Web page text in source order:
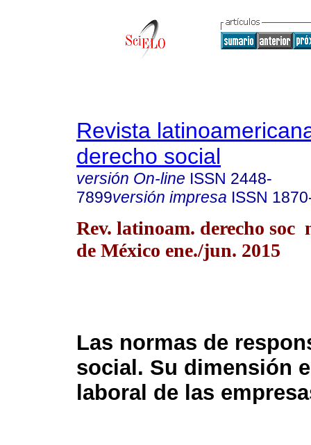
Revista
derecho social
versión On-line ISSN 2448-
7899versión impresa ISSN
Rev. latinoam. derecho soc
de México ene./jun. 2015
Las normas de
social. Su dimensión
laboral de las